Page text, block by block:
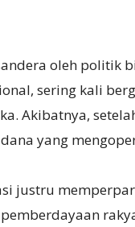
oleh politik
sering kali
Akibatnya,
yang
justru